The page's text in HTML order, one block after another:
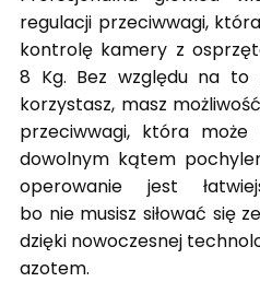
regulacji przeciwwagi,
kontrolę kamery z
8 Kg. Bez względu na
korzystasz, masz
przeciwwagi, która
dowolnym kątem
operowanie jest
bo nie musisz siłować się
dzięki nowoczesnej
azotem.